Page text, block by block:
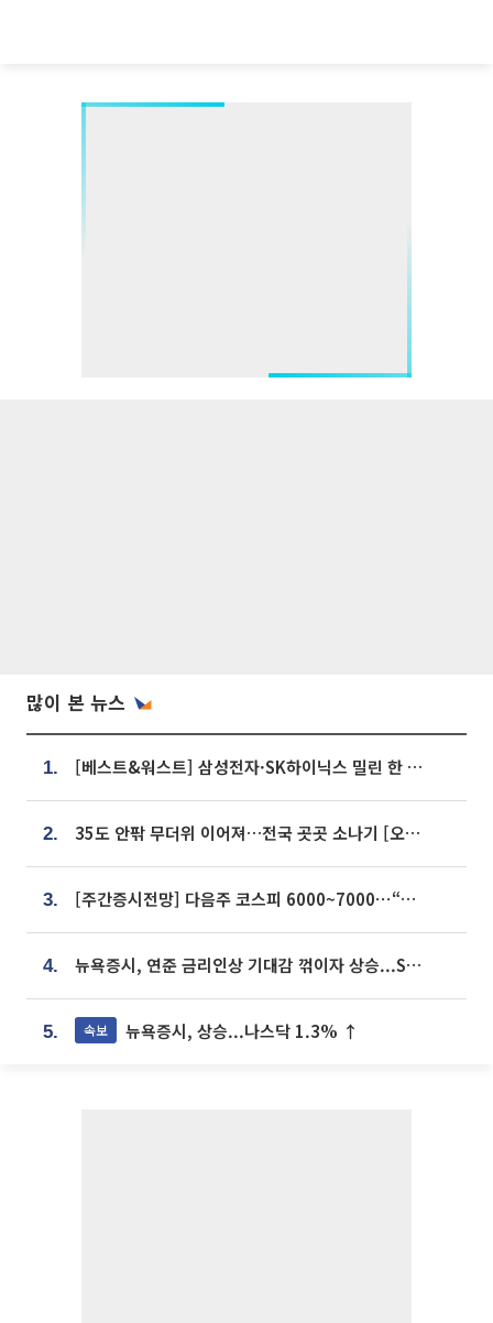
많이 본 뉴스
1. [베스트&워스트] 삼성전자·SK하이닉스 밀린 한 주…상상인증권은 85% 급등
2. 35도 안팎 무더위 이어져…전국 곳곳 소나기 [오늘 날씨]
3. [주간증시전망] 다음주 코스피 6000~7000⋯“外人 수급은 정책이 변수”
4. 뉴욕증시, 연준 금리인상 기대감 꺾이자 상승...S&P500 사상 최고치 [종합]
5. 속보 뉴욕증시, 상승...나스닥 1.3% ↑